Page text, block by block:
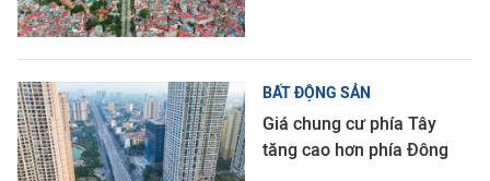
BẤT ĐỘNG SẢN
Giá chung cư phía Tây
tăng cao hơn phía Đông